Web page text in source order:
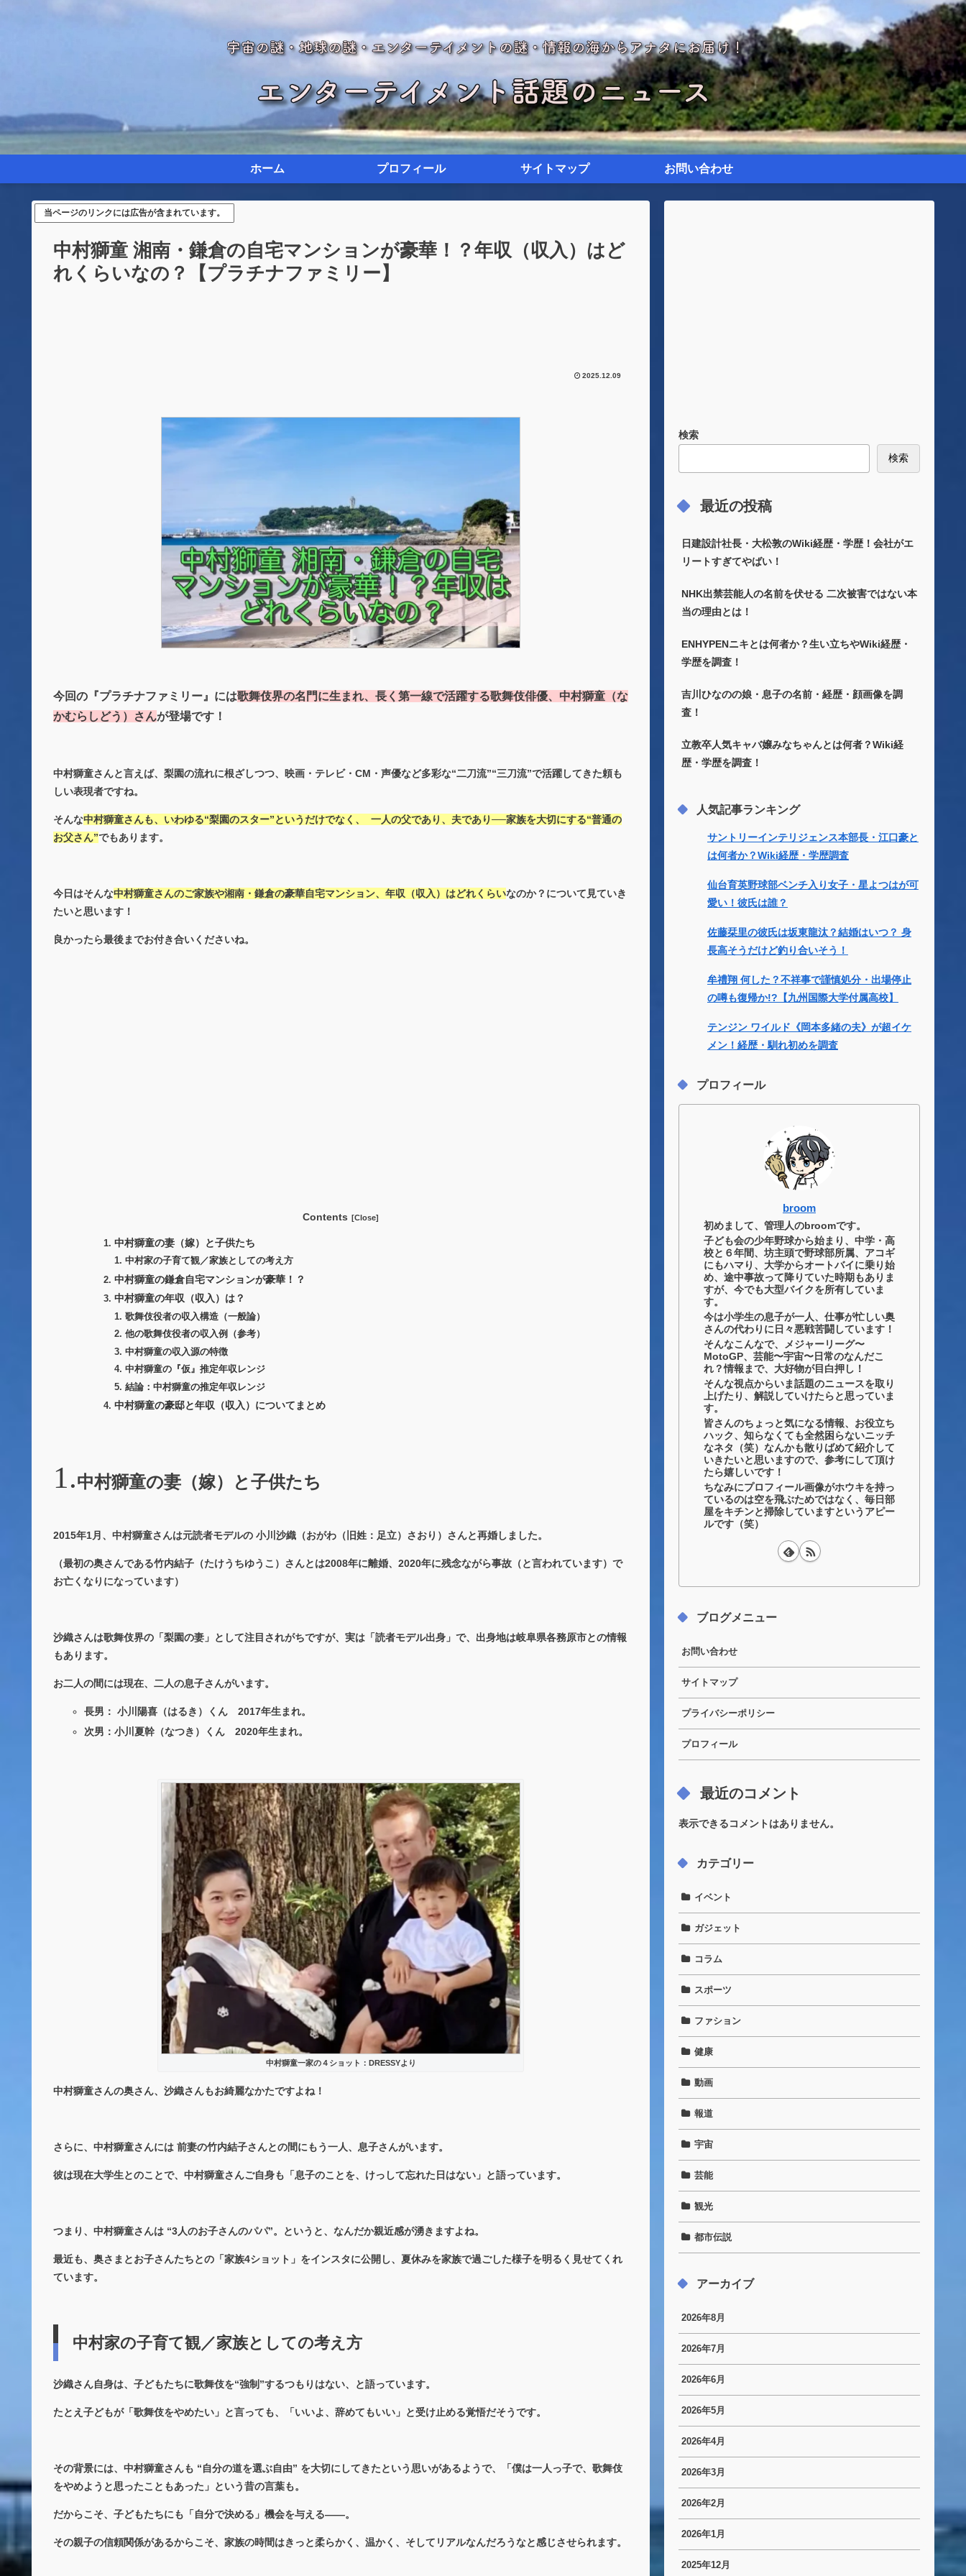
ホーム プロフィール サイトマップ お問い合わせ
当ページのリンクには広告が含まれています。
中村獅童 湘南・鎌倉の自宅マンションが豪華！？年収（収入）はど
れくらいなの？【プラチナファミリー】
2025.12.09
今回の『プラチナファミリー』には歌舞伎界の名門に生まれ、長く第一線で活躍する歌舞伎俳優、中村獅童（な
かむらしどう）さんが登場です！
中村獅童さんと言えば、梨園の流れに根ざしつつ、映画・テレビ・CM・声優など多彩な“二刀流”“三刀流”で活躍してきた頼も
しい表現者ですね。
そんな中村獅童さんも、いわゆる“梨園のスター”というだけでなく、 一人の父であり、夫であり──家族を大切にする“普通の
お父さん”でもあります。
今日はそんな中村獅童さんのご家族や湘南・鎌倉の豪華自宅マンション、年収（収入）はどれくらいなのか？について見ていき
たいと思います！
良かったら最後までお付き合いくださいね。
Contents
中村獅童の妻（嫁）と子供たち
中村家の子育て観／家族としての考え方
中村獅童の鎌倉自宅マンションが豪華！？
中村獅童の年収（収入）は？
歌舞伎役者の収入構造（一般論）
他の歌舞伎役者の収入例（参考）
中村獅童の収入源の特徴
中村獅童の『仮』推定年収レンジ
結論：中村獅童の推定年収レンジ
中村獅童の豪邸と年収（収入）についてまとめ
中村獅童の妻（嫁）と子供たち
2015年1月、中村獅童さんは元読者モデルの 小川沙織（おがわ（旧姓：足立）さおり）さんと再婚しました。
（最初の奥さんである竹内結子（たけうちゆうこ）さんとは2008年に離婚、2020年に残念ながら事故（と言われています）で
お亡くなりになっています）
沙織さんは歌舞伎界の「梨園の妻」として注目されがちですが、実は「読者モデル出身」で、出身地は岐阜県各務原市との情報
もあります。
お二人の間には現在、二人の息子さんがいます。
長男： 小川陽喜（はるき）くん 2017年生まれ。
次男：小川夏幹（なつき）くん 2020年生まれ。
中村獅童一家の４ショット：DRESSYより
中村獅童さんの奥さん、沙織さんもお綺麗なかたですよね！
さらに、中村獅童さんには 前妻の竹内結子さんとの間にもう一人、息子さんがいます。
彼は現在大学生とのことで、中村獅童さんご自身も「息子のことを、けっして忘れた日はない」と語っています。
つまり、中村獅童さんは “3人のお子さんのパパ”。というと、なんだか親近感が湧きますよね。
最近も、奥さまとお子さんたちとの「家族4ショット」をインスタに公開し、夏休みを家族で過ごした様子を明るく見せてくれ
ています。
中村家の子育て観／家族としての考え方
沙織さん自身は、子どもたちに歌舞伎を“強制”するつもりはない、と語っています。
たとえ子どもが「歌舞伎をやめたい」と言っても、「いいよ、辞めてもいい」と受け止める覚悟だそうです。
その背景には、中村獅童さんも “自分の道を選ぶ自由” を大切にしてきたという思いがあるようで、「僕は一人っ子で、歌舞伎
をやめようと思ったこともあった」という昔の言葉も。
だからこそ、子どもたちにも「自分で決める」機会を与える――。
その親子の信頼関係があるからこそ、家族の時間はきっと柔らかく、温かく、そしてリアルなんだろうなと感じさせられます。
検索
検索
最近の投稿
日建設計社長・大松敦のWiki経歴・学歴！会社がエ
リートすぎてやばい！
NHK出禁芸能人の名前を伏せる 二次被害ではない本
当の理由とは！
ENHYPENニキとは何者か？生い立ちやWiki経歴・
学歴を調査！
吉川ひなのの娘・息子の名前・経歴・顔画像を調
査！
立教卒人気キャバ嬢みなちゃんとは何者？Wiki経
歴・学歴を調査！
人気記事ランキング
サントリーインテリジェンス本部長・江口豪と
は何者か？Wiki経歴・学歴調査
仙台育英野球部ベンチ入り女子・星よつはが可
愛い！彼氏は誰？
佐藤栞里の彼氏は坂東龍汰？結婚はいつ？ 身
長高そうだけど釣り合いそう！
牟禮翔 何した？不祥事で謹慎処分・出場停止
の噂も復帰か!?【九州国際大学付属高校】
テンジン ワイルド《岡本多緒の夫》が超イケ
メン！経歴・馴れ初めを調査
プロフィール
broom
初めまして、管理人のbroomです。
子ども会の少年野球から始まり、中学・高
校と６年間、坊主頭で野球部所属、アコギ
にもハマり、大学からオートバイに乗り始
め、途中事故って降りていた時期もありま
すが、今でも大型バイクを所有していま
す。
今は小学生の息子が一人、仕事が忙しい奥
さんの代わりに日々悪戦苦闘しています！
そんなこんなで、メジャーリーグ〜
MotoGP、芸能〜宇宙〜日常のなんだこ
れ？情報まで、大好物が目白押し！
そんな視点からいま話題のニュースを取り
上げたり、解説していけたらと思っていま
す。
皆さんのちょっと気になる情報、お役立ち
ハック、知らなくても全然困らないニッチ
なネタ（笑）なんかも散りばめて紹介して
いきたいと思いますので、参考にして頂け
たら嬉しいです！
ちなみにプロフィール画像がホウキを持っ
ているのは空を飛ぶためではなく、毎日部
屋をキチンと掃除していますというアピー
ルです（笑）
ブログメニュー
お問い合わせ
サイトマップ
プライバシーポリシー
プロフィール
最近のコメント
表示できるコメントはありません。
カテゴリー
イベント
ガジェット
コラム
スポーツ
ファション
健康
動画
報道
宇宙
芸能
観光
都市伝説
アーカイブ
2026年8月
2026年7月
2026年6月
2026年5月
2026年4月
2026年3月
2026年2月
2026年1月
2025年12月